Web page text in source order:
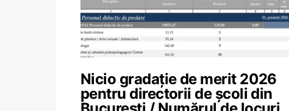
Nicio gradație de merit 2026
pentru directorii de școli din